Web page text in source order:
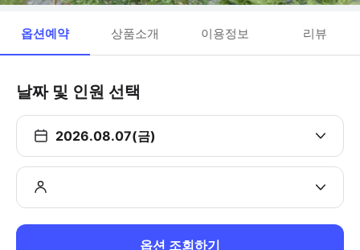
옵션예약 상품소개 이용정보 리뷰
날짜 및 인원 선택
2026.08.07(금)
옵션 조회하기